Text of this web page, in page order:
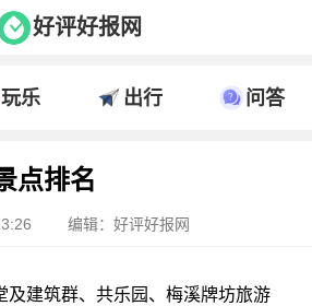
好评好报网
玩乐 出行 问答
点排名
编辑：好评好报网
及建筑群、共乐园、梅溪牌坊旅游